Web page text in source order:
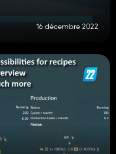
16 décembre 2022